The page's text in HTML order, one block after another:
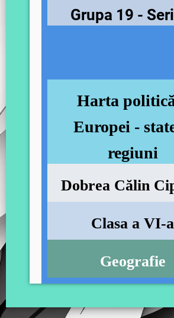
Grupa 19 -
Harta
Europei -
regiuni
Dobrea Călin
Clasa a VI-a
Geografie